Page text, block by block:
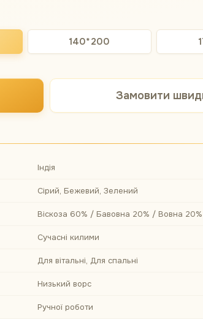
140*200
Замовити
Індія
Сірий, Бежевий, Зелений
Віскоза 60% / Бавовна 20% / Вовна 20%
Сучасні килими
Для вітальні, Для спальні
Низький ворс
Ручної роботи